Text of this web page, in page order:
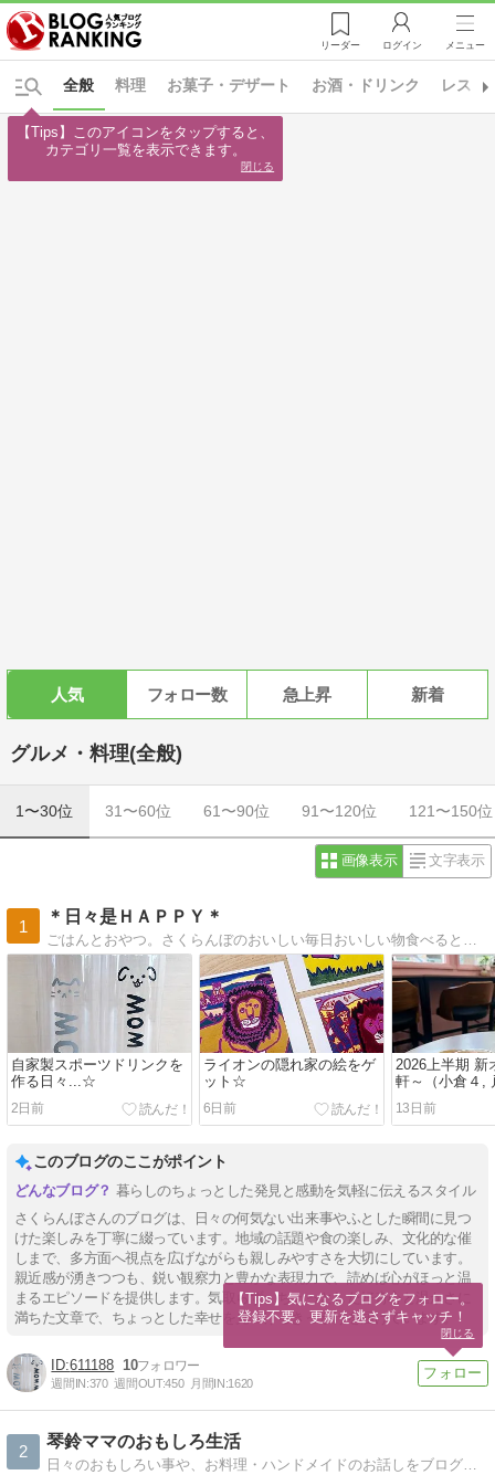
リーダー ログイン メニュー
料理 お菓子・デザート お酒・ドリンク レスト
全般
人気 フォロー数 急上昇 新着
グルメ・料理(全般)
1〜30位 31〜60位 61〜90位 91〜120位 121〜150位
画像表示 文字表示
1
＊日々是ＨＡＰＰＹ＊
自家製スポーツドリンクを
作る日々...☆
2日前
ライオンの隠れ家の絵をゲ
ット☆
6日前
2026上半期 新
軒～（小倉４,
13日前
このブログのここがポイント
暮らしのちょっとした発見と感動を気軽に伝えるスタイル
さくらんぼさんのブログは、日々の何気ない出来事やふとした瞬間に見つ
けた楽しみを丁寧に綴っています。地域の話題や食の楽しみ、文化的な催
しまで、多方面へ視点を広げながらも親しみやすさを大切にしています。
親近感が湧きつつも、鋭い観察力と豊かな表現力で、読めば心がほっと温
まるエピソードを提供します。気取らず、ちょっとした好奇心と温かさに
満ちた文章で、ちょっとした幸せを見つけるきっかけを届けています。
611188 10
週間IN:370 週間OUT:450 月間IN:1620
2
琴鈴ママのおもしろ生活
日々のおもしろい事や、お料理・ハンドメイドのお話しをブログで公開中〜〜〜♪
【Tips】このアイコンをタップすると、
カテゴリ一覧を表示できます。
閉じる
【Tips】気になるブログをフォロー。
登録不要。更新を逃さずキャッチ！
閉じる